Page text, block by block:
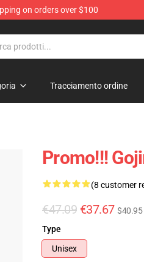
on orders over $100
Tracciamento ordine
Promo!!!
(8 customer
€47.09 €37.67 $40.95
Type
Unisex